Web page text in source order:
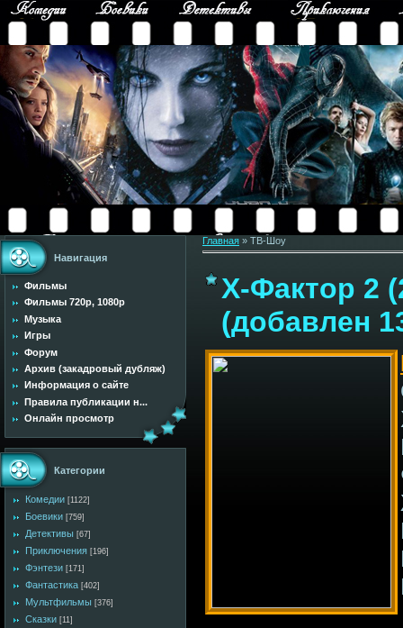
Навигация
Фильмы
Фильмы 720p, 1080p
Музыка
Игры
Форум
Архив (закадровый дубляж)
Информация о сайте
Правила публикации н...
Онлайн просмотр
Категории
Комедии [1122]
Боевики [759]
Детективы [67]
Приключения [196]
Фэнтези [171]
Фантастика [402]
Мультфильмы [376]
Сказки [11]
Главная » ТВ-Шоу
Х-Фактор 2
(добавлен